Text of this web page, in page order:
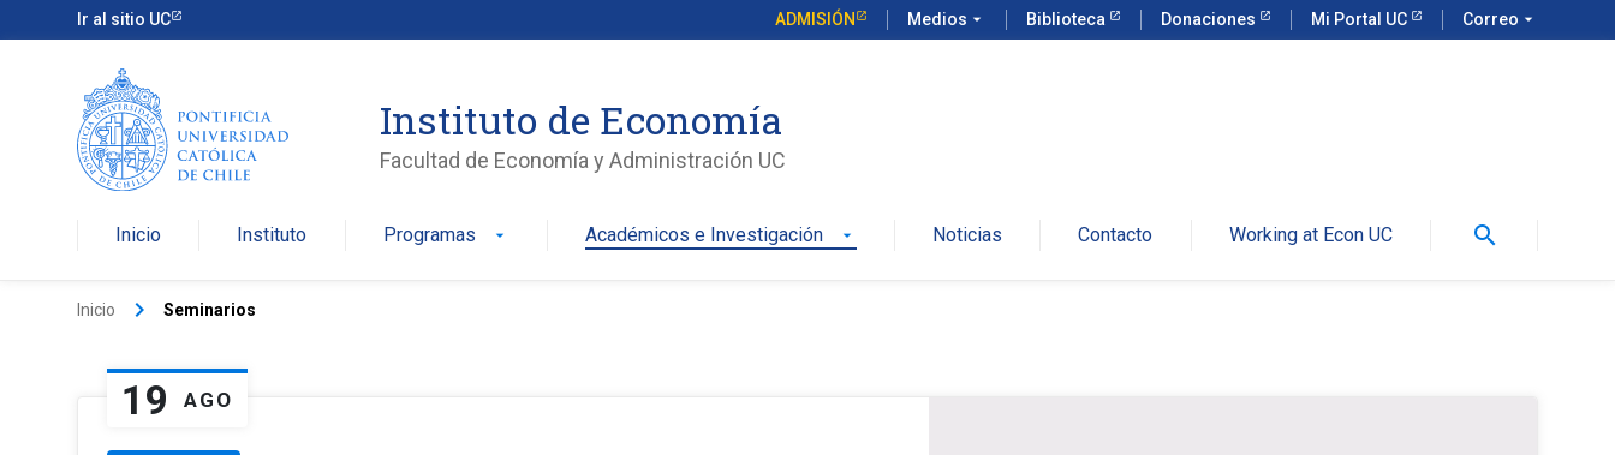
Ir al sitio UC ADMISIÓN Medios arrow_drop_down Biblioteca Donaciones Mi Portal UC Correo arrow_drop_down
Instituto de Economía
Facultad de Economía y Administración UC
Inicio Instituto Programas arrow_drop_down Académicos e Investigación arrow_drop_down Noticias Contacto Working at Econ UC search
Inicio keyboard_arrow_right Seminarios
19 AGO